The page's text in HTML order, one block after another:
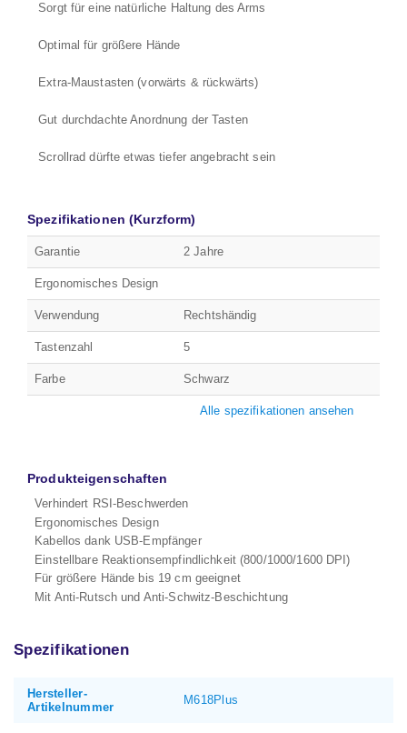
Sorgt für eine natürliche Haltung des Arms
Optimal für größere Hände
Extra-Maustasten (vorwärts & rückwärts)
Gut durchdachte Anordnung der Tasten
Scrollrad dürfte etwas tiefer angebracht sein
Spezifikationen (Kurzform)
Garantie 2 Jahre
Ergonomisches Design
Verwendung Rechtshändig
Tastenzahl 5
Farbe Schwarz
Alle spezifikationen ansehen
Produkteigenschaften
Verhindert RSI-Beschwerden
Ergonomisches Design
Kabellos dank USB-Empfänger
Einstellbare Reaktionsempfindlichkeit (800/1000/1600 DPI)
Für größere Hände bis 19 cm geeignet
Mit Anti-Rutsch und Anti-Schwitz-Beschichtung
Spezifikationen
Hersteller-
Artikelnummer
M618Plus